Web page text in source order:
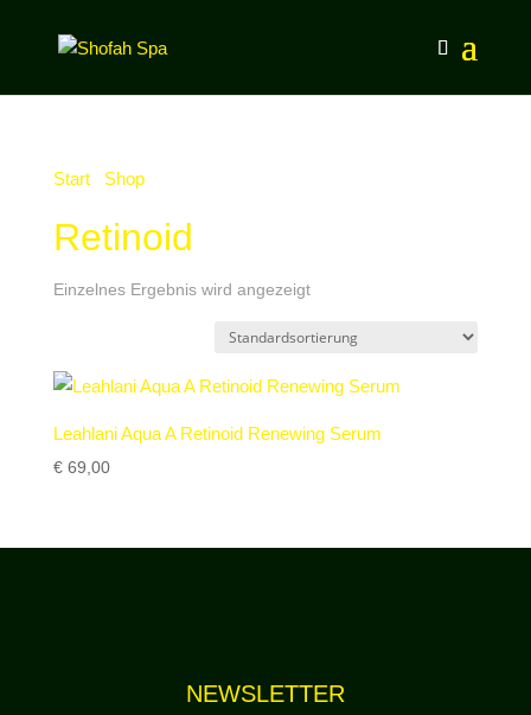
Start/ Shop/ Produkte verschlagwortet mit „Retinoid“
Retinoid
Einzelnes Ergebnis wird angezeigt
Leahlani Aqua A Retinoid Renewing Serum
€69,00
NEWSLETTER